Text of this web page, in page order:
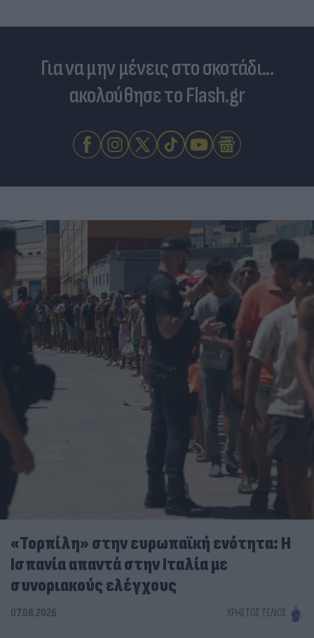
Για να μην μένεις στο σκοτάδι...
ακολούθησε το Flash.gr
«Τορπίλη» στην ευρωπαϊκή ενότητα: Η
Ισπανία απαντά στην Ιταλία με
συνοριακούς ελέγχους
07.08.2026 ΧΡΉΣΤΟΣ ΤΈΛΙΟΣ